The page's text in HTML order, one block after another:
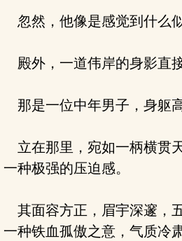
忽然，他像是感觉到什么
殿外，一道伟岸的身影直接
那是一位中年男子，身躯高
立在那里，宛如一柄横贯
一种极强的压迫感。
其面容方正，眉宇深邃，
一种铁血孤傲之意，气质冷